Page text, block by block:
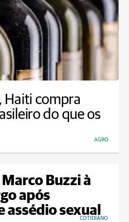
Haiti compra
do que os
AGRO
Buzzi à
após
assédio sexual
COTIDIANO